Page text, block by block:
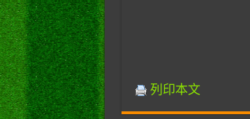
列印本文